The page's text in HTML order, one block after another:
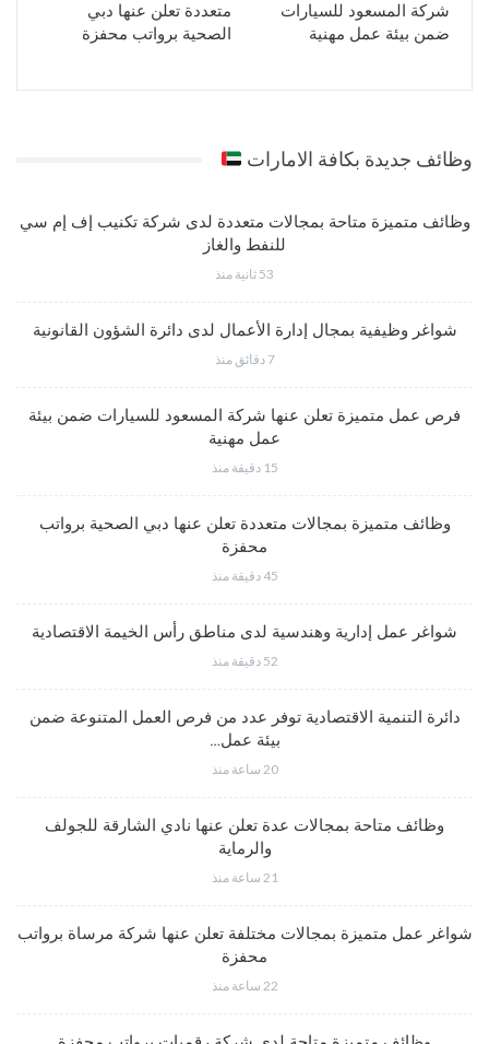
شركة المسعود للسيارات
ضمن بيئة عمل مهنية
متعددة تعلن عنها دبي
الصحية برواتب محفزة
وظائف جديدة بكافة الامارات
وظائف متميزة متاحة بمجالات متعددة لدى شركة تكنيب إف إم سي
للنفط والغاز
53 ثانية منذ
شواغر وظيفية بمجال إدارة الأعمال لدى دائرة الشؤون القانونية
7 دقائق منذ
فرص عمل متميزة تعلن عنها شركة المسعود للسيارات ضمن بيئة
عمل مهنية
15 دقيقة منذ
وظائف متميزة بمجالات متعددة تعلن عنها دبي الصحية برواتب
محفزة
45 دقيقة منذ
شواغر عمل إدارية وهندسية لدى مناطق رأس الخيمة الاقتصادية
52 دقيقة منذ
دائرة التنمية الاقتصادية توفر عدد من فرص العمل المتنوعة ضمن
بيئة عمل…
20 ساعة منذ
وظائف متاحة بمجالات عدة تعلن عنها نادي الشارقة للجولف
والرماية
21 ساعة منذ
شواغر عمل متميزة بمجالات مختلفة تعلن عنها شركة مرساة برواتب
محفزة
22 ساعة منذ